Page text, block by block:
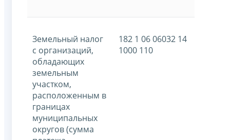
Земельный налог
с организаций,
обладающих
земельным
участком,
расположенным в
границах
муниципальных
округов (сумма
182 1 06 06032 14
1000 110